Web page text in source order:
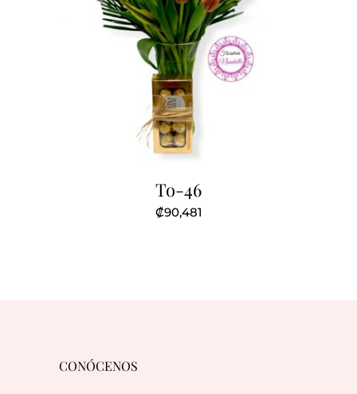
To-46
₡90,481
CONÓCENOS